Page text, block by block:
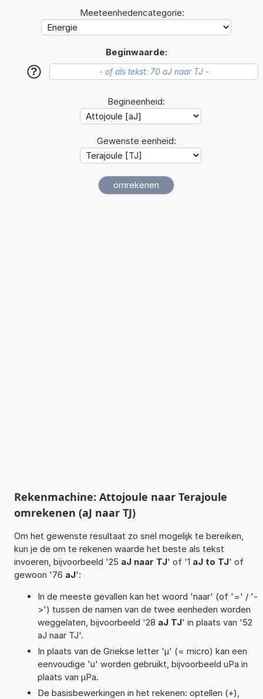
Meeteenhedencategorie:
Beginwaarde:
?
Begineenheid:
Gewenste eenheid:
Rekenmachine: Attojoule naar Terajoule
omrekenen (aJ naar TJ)
Om het gewenste resultaat zo snel mogelijk te bereiken,
kun je de om te rekenen waarde het beste als tekst
invoeren, bijvoorbeeld '25 aJ naar TJ' of '1 aJ to TJ' of
gewoon '76 aJ':
In de meeste gevallen kan het woord 'naar' (of '=' / '-
>') tussen de namen van de twee eenheden worden
weggelaten, bijvoorbeeld '28 aJ TJ' in plaats van '52
aJ naar TJ'.
In plaats van de Griekse letter 'µ' (= micro) kan een
eenvoudige 'u' worden gebruikt, bijvoorbeeld uPa in
plaats van µPa.
De basisbewerkingen in het rekenen: optellen (+),